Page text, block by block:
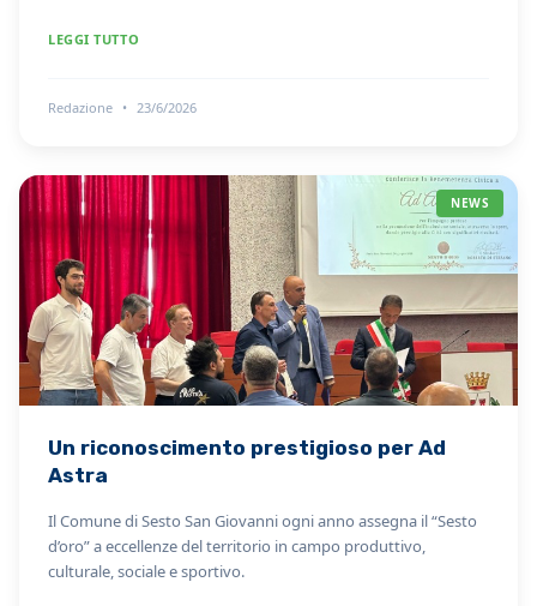
LEGGI TUTTO
Redazione • 23/6/2026
NEWS
Un riconoscimento prestigioso per Ad
Astra
Il Comune di Sesto San Giovanni ogni anno assegna il “Sesto
d’oro” a eccellenze del territorio in campo produttivo,
culturale, sociale e sportivo.